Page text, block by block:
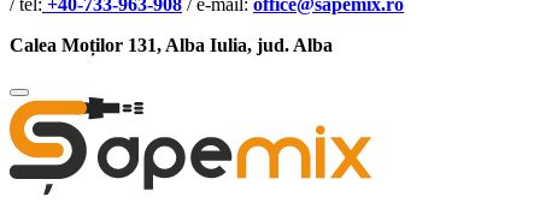
/ tel: +40-733-963-908 / e-mail: office@sapemix.ro
Calea Moților 131, Alba Iulia, jud. Alba